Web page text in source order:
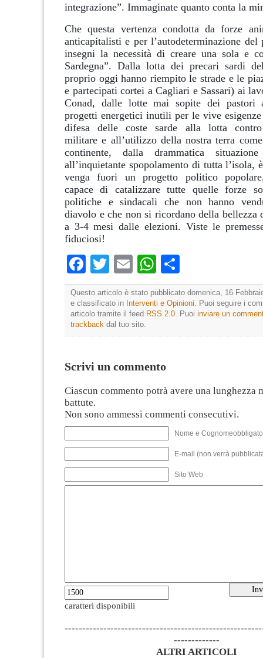
integrazione”. Immaginate quanto conta la
Che questa vertenza condotta da forze
anticapitalisti e per l’autodeterminazione del
insegni la necessità di creare una sola e
Sardegna”. Dalla lotta dei precari sardi
proprio oggi hanno riempito le strade e le
e partecipati cortei a Cagliari e Sassari) ai
Conad, dalle lotte mai sopite dei pastori
progetti energetici inutili per le vive
difesa delle coste sarde alla lotta contro
militare e all’utilizzo della nostra terra
continente, dalla drammatica
all’inquietante spopolamento di tutta l’isola,
venga fuori un progetto politico
capace di catalizzare tutte quelle forze
politiche e sindacali che non hanno
diavolo e che non si ricordano della bellezza
a 3-4 mesi dalle elezioni. Viste le
fiduciosi!
Facebook
TwitterEmailWhatsApp
Questo articolo è stato pubblicato domenica, 16
e classificato in Interventi e Opinioni . Puoi seguire i
articolo tramite il feed RSS 2.0 . Puoi inviare un
trackback dal tuo sito.
Scrivi un commento
Ciascun commento potrà avere una lunghezza
battute.
Non sono ammessi commenti consecutivi.
Nome e
E-mail (non verrà
Sito Web
caratteri disponibili
-------------
ALTRI ARTICOLI